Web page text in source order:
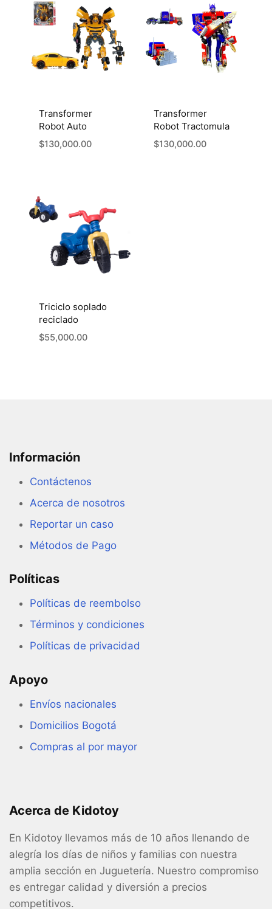
Transformer
Robot Auto
$130,000.00
Transformer
Robot Tractomula
$130,000.00
Triciclo soplado
reciclado
$55,000.00
Información
Contáctenos
Acerca de nosotros
Reportar un caso
Métodos de Pago
Políticas
Políticas de reembolso
Términos y condiciones
Políticas de privacidad
Apoyo
Envíos nacionales
Domicilios Bogotá
Compras al por mayor
Acerca de Kidotoy
En Kidotoy llevamos más de 10 años llenando de
alegría los días de niños y familias con nuestra
amplia sección en Juguetería. Nuestro compromiso
es entregar calidad y diversión a precios
competitivos.